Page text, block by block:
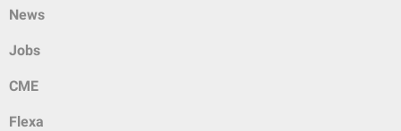
News
Jobs
CME
Flexa